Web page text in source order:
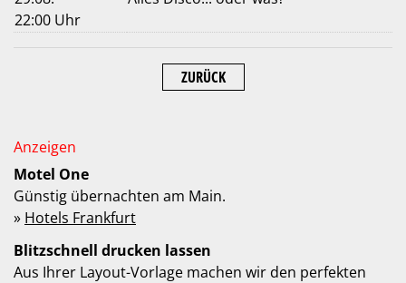
22:00 Uhr
ZURÜCK
Motel One
Günstig übernachten am Main.
» Hotels Frankfurt
Blitzschnell drucken lassen
Aus Ihrer Layout-Vorlage machen wir den perfekten